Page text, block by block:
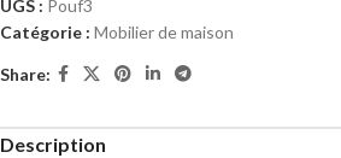
UGS : Pouf3
Catégorie : Mobilier de maison
Share:
Description